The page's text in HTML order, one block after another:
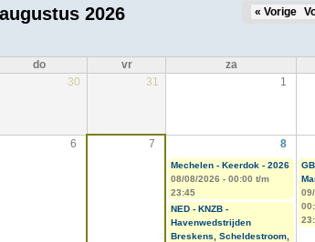
augustus 2026 « Vorige
do vr za
30 31 1
6 7 8
Mechelen - Keerdok - 2026
08/08/2026 - 00:00 t/m
23:45
NED - KNZB -
Havenwedstrijden
Breskens, Scheldestroom,